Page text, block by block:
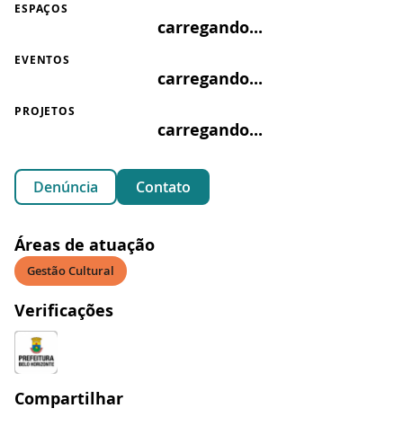
ESPAÇOS
carregando...
EVENTOS
carregando...
PROJETOS
carregando...
Denúncia Contato
Áreas de atuação
Gestão Cultural
Verificações
Compartilhar